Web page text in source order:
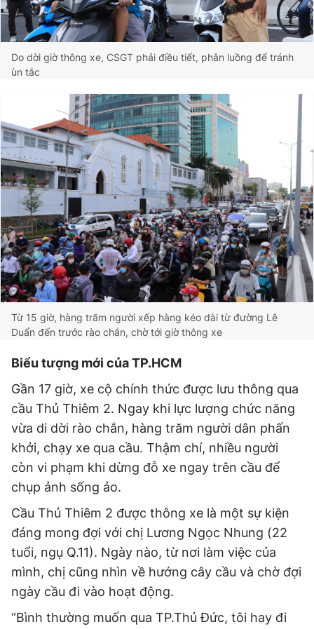
Do dời giờ thông xe, CSGT phải điều tiết, phân luồng để tránh
ùn tắc
Từ 15 giờ, hàng trăm người xếp hàng kéo dài từ đường Lê
Duẩn đến trước rào chắn, chờ tới giờ thông xe
Biểu tượng mới của TP.HCM
Gần 17 giờ, xe cộ chính thức được lưu thông qua
cầu Thủ Thiêm 2. Ngay khi lực lượng chức năng
vừa di dời rào chắn, hàng trăm người dân phấn
khởi, chạy xe qua cầu. Thậm chí, nhiều người
còn vi phạm khi dừng đỗ xe ngay trên cầu để
chụp ảnh sống ảo.
Cầu Thủ Thiêm 2 được thông xe là một sự kiện
đáng mong đợi với chị Lương Ngọc Nhung (22
tuổi, ngụ Q.11). Ngày nào, từ nơi làm việc của
mình, chị cũng nhìn về hướng cây cầu và chờ đợi
ngày cầu đi vào hoạt động.
“Bình thường muốn qua TP.Thủ Đức, tôi hay đi